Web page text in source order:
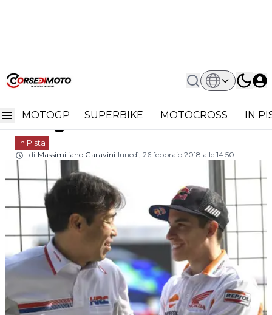
MOTOGP SUPERBIKE MOTOCROSS IN
Home In Pista
MotoGP: Marquez-Honda, L’elogio
MotoGP: Marquez-Honda,
l’elogio della follia
In Pista
di Massimiliano Garavini lunedì, 26 febbraio 2018 alle 14:50